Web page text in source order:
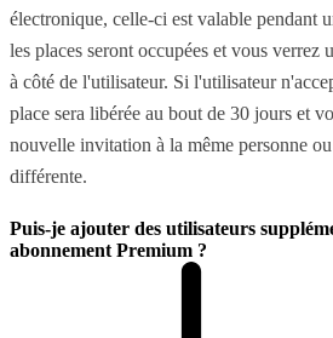
électronique, celle-ci est valable pendant
les places seront occupées et vous verrez
à côté de l'utilisateur. Si l'utilisateur
place sera libérée au bout de 30 jours et
nouvelle invitation à la même personne
différente.
Puis-je ajouter des utilisateurs
abonnement Premium ?